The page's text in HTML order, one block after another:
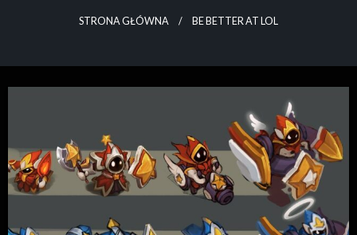
STRONA GŁÓWNA BE BETTER AT LOL